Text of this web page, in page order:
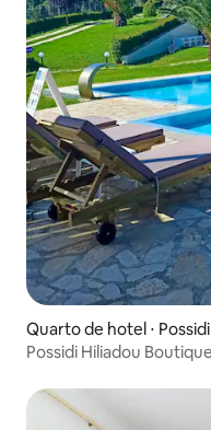
Quarto de hotel ⋅ Possidi
Possidi Hiliadou